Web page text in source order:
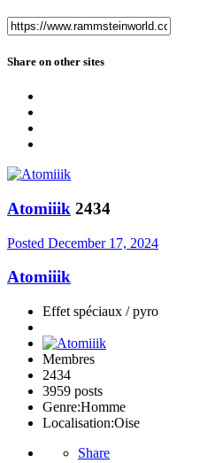
Share on other sites
Atomiiik 2434
Posted December 17, 2024
Atomiiik
Effet spéciaux / pyro
Membres
2434
3959 posts
Genre:Homme
Localisation:Oise
Share